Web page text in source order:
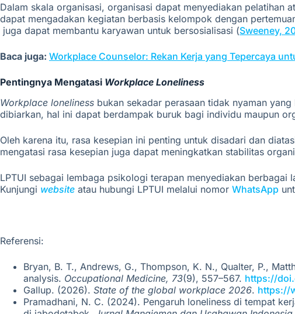
Dalam skala organisasi, organisasi dapat menyediakan pelatihan
dapat mengadakan kegiatan berbasis kelompok dengan
juga dapat membantu karyawan untuk bersosialisasi (Sweeney,
Baca juga: Workplace Counselor: Rekan Kerja yang Tepercaya
Pentingnya Mengatasi Workplace Loneliness
Workplace loneliness bukan sekadar perasaan tidak nyaman
dibiarkan, hal ini dapat berdampak buruk bagi individu maupun
Oleh karena itu, rasa kesepian ini penting untuk disadari dan
mengatasi rasa kesepian juga dapat meningkatkan stabilitas
LPTUI sebagai lembaga psikologi terapan menyediakan
Kunjungi website atau hubungi LPTUI melalui nomor WhatsApp
Referensi:
Bryan, B. T., Andrews, G., Thompson, K. N., Qualter, P.,
analysis. Occupational Medicine, 73(9), 557–567. https://
Gallup. (2026). State of the global workplace 2026. https://
Pramadhani, N. C. (2024). Pengaruh loneliness di tempat